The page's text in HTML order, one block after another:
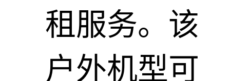
租服务。该
户外机型可